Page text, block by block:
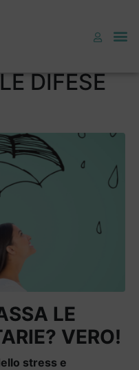
STRESS
DIFESE
LE
VERO!
stress e